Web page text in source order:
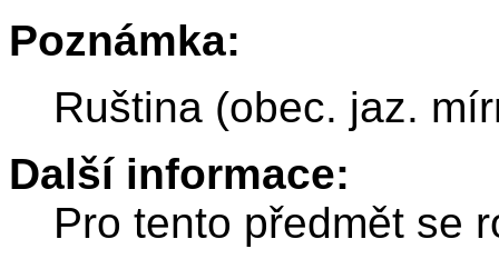
Poznámka:
Ruština (obec. jaz.
Další informace:
Pro tento předmět se